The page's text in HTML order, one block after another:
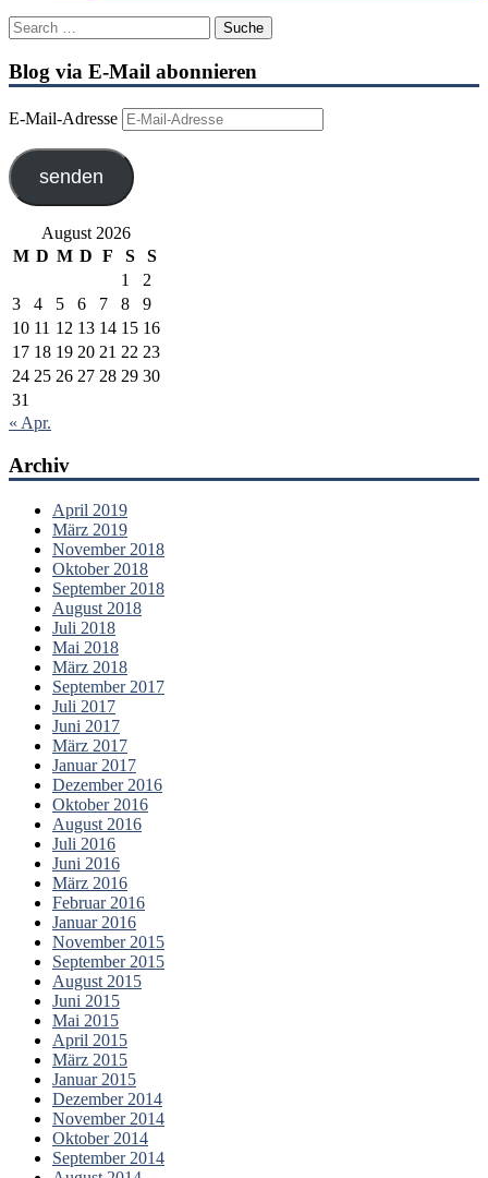
Blog via E-Mail abonnieren
E-Mail-Adresse
senden
August 2026
M D M D F S
S
1
2
3
4 5 6 7 8
9
10 11 12 13 14 15 16
17 18 19 20 21 22 23
24 25 26 27 28 29 30
31
« Apr.
Archiv
April 2019
März 2019
November 2018
Oktober 2018
September 2018
August 2018
Juli 2018
Mai 2018
März 2018
September 2017
Juli 2017
Juni 2017
März 2017
Januar 2017
Dezember 2016
Oktober 2016
August 2016
Juli 2016
Juni 2016
März 2016
Februar 2016
Januar 2016
November 2015
September 2015
August 2015
Juni 2015
Mai 2015
April 2015
März 2015
Januar 2015
Dezember 2014
November 2014
Oktober 2014
September 2014